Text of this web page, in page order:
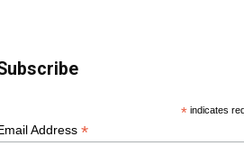
* indicates
Address *